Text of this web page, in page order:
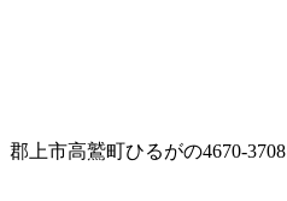
郡上市高鷲町ひるがの4670-3708